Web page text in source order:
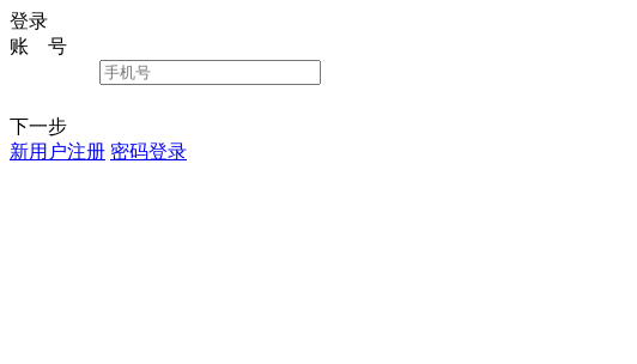
登录
账 号
下一步
新用户注册 密码登录